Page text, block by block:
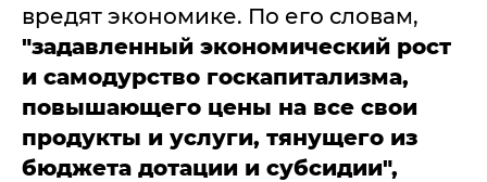
вредят экономике. По его словам,
"задавленный экономический рост
и самодурство госкапитализма,
повышающего цены на все свои
продукты и услуги, тянущего из
бюджета дотации и субсидии",